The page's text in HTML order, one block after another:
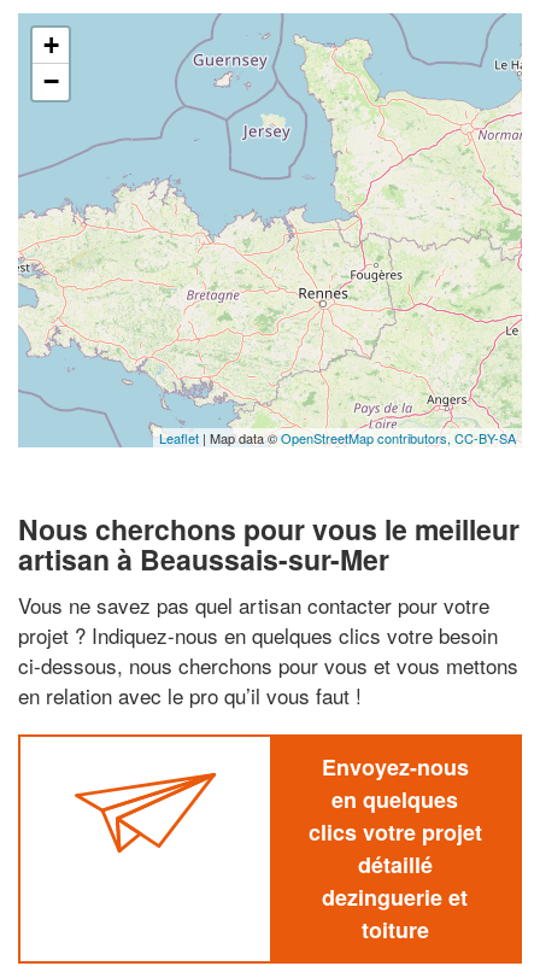
+
−
Leaflet | Map data ©OpenStreetMap contributors, CC-BY-SA
Nous cherchons pour vous le meilleur
artisan à Beaussais-sur-Mer
Vous ne savez pas quel artisan contacter pour votre
projet ? Indiquez-nous en quelques clics votre besoin
ci-dessous, nous cherchons pour vous et vous mettons
en relation avec le pro qu’il vous faut !
Envoyez-nous
en quelques
clics votre projet
détaillé
dezinguerie et
toiture